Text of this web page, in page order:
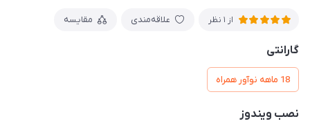
از 1 نظر علاقه‌مندی مقایسه
گارانتی
18 ماهه نوآور همراه
نصب ویندوز